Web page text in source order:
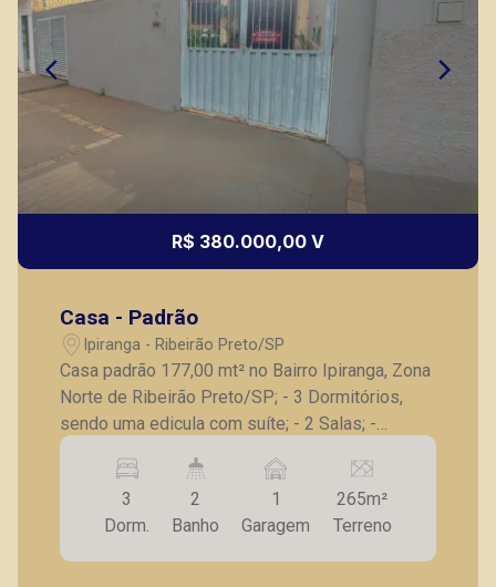
R$ 380.000,00 V
Casa - Padrão
Ipiranga - Ribeirão Preto/SP
Casa padrão 177,00 mt² no Bairro Ipiranga, Zona
Norte de Ribeirão Preto/SP; - 3 Dormitórios,
sendo uma edicula com suíte; - 2 Salas; -
Cozinha com armários; - Quintal; - 1 Vaga de
garagem; A Piramid tem como objetivo atender
seus clientes com agilidade e segurança, em
locação, vendas de imóveis prontos, usados ou
mesmo nos principais lançamentos da cidade
3
Dorm.
2
Banho
1
Garagem
265m²
Terreno